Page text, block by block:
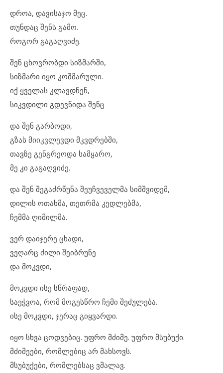
დროა, დავისაჯო მეც.
თუნდაც შენს გამო.
როგორ გაგაღვიძე.
შენ ცხოვრობდი სიზმარში,
სიზმარი იყო კოშმარული.
იქ ყველას კლავდნენ,
სიკვდილი გდევნიდა შენც
და შენ გარბოდი,
გზას მიიკვლევდი მკვდრებში,
თავზე გენგრეოდა სამყარო,
მე კი გაგაღვიძე.
და შენ შეგაძრწუნა შეუჩვეველმა სიმშვიდემ,
დილის ოთახმა, თეთრმა კედლებმა,
ჩემმა ღიმილმა.
ვერ დაიჯერე ცხადი,
ვეღარც ძილი შეიბრუნე
და მოკვდი,
მოკვდი ისე სწრაფად,
საეჭვოა, რომ მოგესწრო ჩემი შეძულება.
ისე მოკვდი, ჯერაც გიყვარდი.
იყო სხვა ცოდვებიც. უფრო მძიმე. უფრო მსუბუქი.
მძიმეები, რომლებიც არ მახსოვს.
მსუბუქები, რომლებსაც ვმალავ.